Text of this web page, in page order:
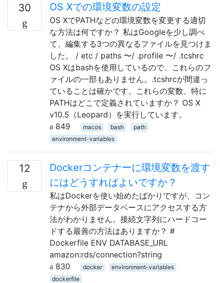
30 OS Xでの環境変数の設定
OS XでPATHなどの環境変数を変更する適切
な方法は何ですか？ 私はGoogleを少し調べ
て、編集する3つの異なるファイルを見つけま
した。 / etc / paths 〜/ .profile 〜/ .tcshrc
OS Xはbashを使用しているので、これらのフ
ァイルの一部もありません。.tcshrcが間違っ
ていることは確かです。これらの変数、特に
PATHはどこで定義されていますか？ OS X
v10.5（Leopard）を実行しています。
849
macos bash
path
environment-variables
12
Dockerコンテナーに環境変数を渡す
にはどうすればよいですか？
私はDockerを使い始めたばかりですが、コン
テナから外部データベースにアクセスする方
法がわかりません。接続文字列にハードコー
ドする最善の方法はありますか？ #
Dockerfile ENV DATABASE_URL
amazon:rds/connection?string
830
docker
environment-variables
dockerfile